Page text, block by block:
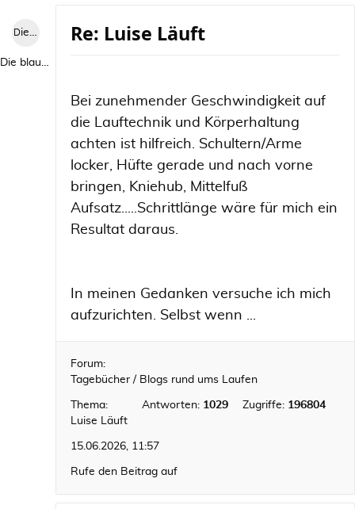
Die blaue Luise
Die blaue Luise
Re: Luise Läuft
Bei zunehmender Geschwindigkeit auf
die Lauftechnik und Körperhaltung
achten ist hilfreich. Schultern/Arme
locker, Hüfte gerade und nach vorne
bringen, Kniehub, Mittelfuß
Aufsatz.....Schrittlänge wäre für mich ein
Resultat daraus.
In meinen Gedanken versuche ich mich
aufzurichten. Selbst wenn ...
Forum:
Tagebücher / Blogs rund ums Laufen
Thema:
Luise Läuft
Antworten: 1029 Zugriffe: 196804
15.06.2026, 11:57
Rufe den Beitrag auf